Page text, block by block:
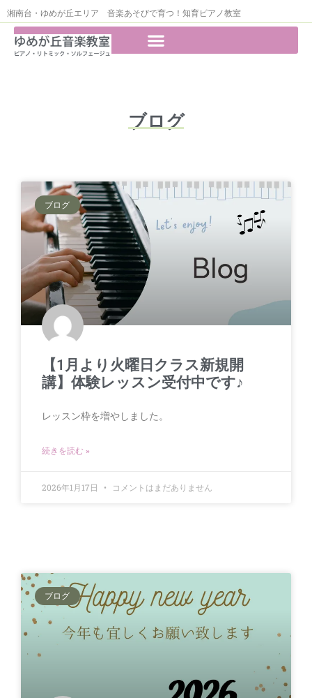
湘南台・ゆめが丘エリア 音楽あそびで育つ！知育ピアノ教室
ブログ
ブログ
【1月より火曜日クラス新規開
講】体験レッスン受付中です♪
レッスン枠を増やしました。
続きを読む »
2026年1月17日 コメントはまだありません
ブログ